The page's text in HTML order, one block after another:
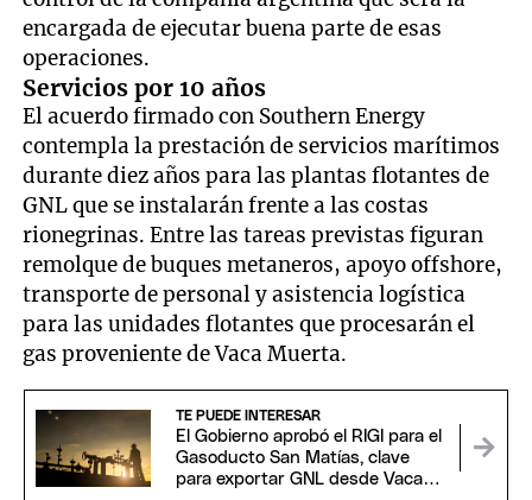
encargada de ejecutar buena parte de esas
operaciones.
Servicios por 10 años
El acuerdo firmado con Southern Energy
contempla la prestación de servicios marítimos
durante diez años para las plantas flotantes de
GNL que se instalarán frente a las costas
rionegrinas. Entre las tareas previstas figuran
remolque de buques metaneros, apoyo offshore,
transporte de personal y asistencia logística
para las unidades flotantes que procesarán el
gas proveniente de Vaca Muerta.
TE PUEDE INTERESAR
El Gobierno aprobó el RIGI para el
Gasoducto San Matías, clave
para exportar GNL desde Vaca